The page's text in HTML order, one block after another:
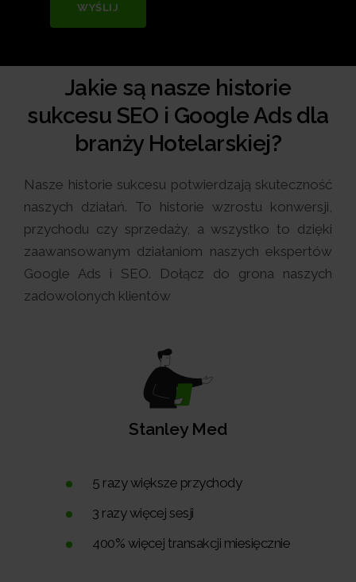
WYŚLIJ
Jakie są nasze historie
sukcesu SEO i Google Ads dla
branży Hotelarskiej?
Nasze historie sukcesu potwierdzają skuteczność
naszych działań. To historie wzrostu konwersji,
przychodu czy sprzedaży, a wszystko to dzięki
zaawansowanym działaniom naszych ekspertów
Google Ads i SEO. Dołącz do grona naszych
zadowolonych klientów
Stanley Med
5 razy większe przychody
3 razy więcej sesji
400% więcej transakcji miesięcznie